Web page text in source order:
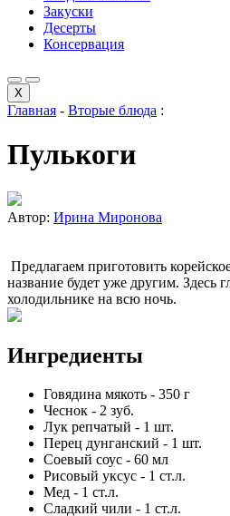
Закуски
Десерты
Консервация
X
Главная - Вторые блюда :
Пулькоги
Автор: Ирина Миронова
Предлагаем приготовить
название будет уже другим. Здесь
холодильнике на всю ночь.
Ингредиенты
Говядина мякоть - 350 г
Чеснок - 2 зуб.
Лук репчатый - 1 шт.
Перец дунганский - 1 шт.
Соевый соус - 60 мл
Рисовый уксус - 1 ст.л.
Мед - 1 ст.л.
Сладкий чили - 1 ст.л.